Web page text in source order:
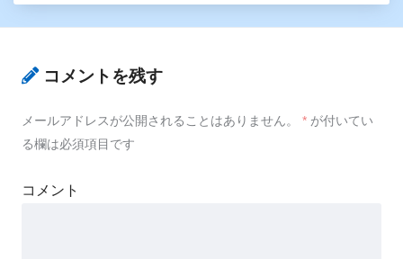
コメントを残す
メールアドレスが公開されることはありません。 * が付いてい
る欄は必須項目です
コメント